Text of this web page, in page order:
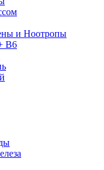
и Ноотропы
В6